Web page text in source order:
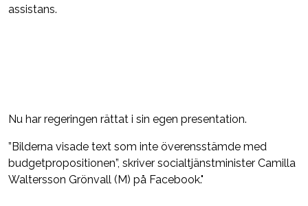
assistans.
Nu har regeringen rättat i sin egen presentation.
”Bilderna visade text som inte överensstämde med
budgetpropositionen”, skriver socialtjänstminister Camilla
Waltersson Grönvall (M) på Facebook."